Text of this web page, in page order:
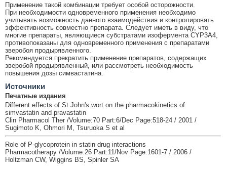
Применение такой комбинации требует особой осторожности.
При необходимости одновременного применения необходимо
учитывать возможность данного взаимодействия и контролировать
эффективность совместно препарата. Следует иметь в виду, что
многие препараты, являющиеся субстратами изофермента CYP3A4,
противопоказаны для одновременного применения с препаратами
зверобоя продырявленного.
Рекомендуется прекратить применение препаратов, содержащих
зверобой продырявленный, или рассмотреть необходимость
повышения дозы симвастатина.
Источники
Печатные издания
Different effects of St John's wort on the pharmacokinetics of
simvastatin and pravastatin
Clin Pharmacol Ther /Volume:70 Part:6/Dec Page:518-24 / 2001 /
Sugimoto K, Ohmori M, Tsuruoka S et al
Role of P-glycoprotein in statin drug interactions
Pharmacotherapy /Volume:26 Part:11/Nov Page:1601-7 / 2006 /
Holtzman CW, Wiggins BS, Spinler SA